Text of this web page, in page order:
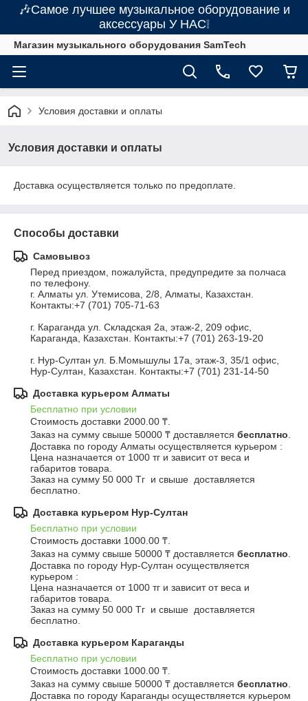
🎶Самое лучшее музыкальное оборудование и
аксессуары У НАС❕
Магазин музыкального оборудования SamTech
Условия доставки и оплаты
Условия доставки и оплаты
Доставка осуществляется только по предоплате.
Способы доставки
Самовывоз
Перед приездом, пожалуйста, предупредите за полчаса
по телефону.
г. Алматы ул. Утемисова, 2/8, Алматы, Казахстан.
Контакты:+7 (701) 705-71-63
г. Караганда ул. Складская 2а, этаж-2, 209 офис,
Караганда, Казахстан. Контакты:+7 (701) 263-19-20
г. Нур-Султан ул. Б.Момышулы 17а, этаж-3, 35/1 офис,
Нур-Султан, Казахстан. Контакты:+7 (701) 231-14-50
Доставка курьером Алматы
Бесплатно при условии
Стоимость доставки 2000.00 ₸.
Заказ на сумму свыше 50000 ₸ доставляется бесплатно
Доставка по городу Алматы осуществляется курьером :
Цена назначается от 1000 тг и зависит от веса и
габаритов товара.
Заказ на сумму 50 000 Тг  и свыше  доставляется
бесплатно.
Доставка курьером Нур-Султан
Бесплатно при условии
Стоимость доставки 1000.00 ₸.
Заказ на сумму свыше 50000 ₸ доставляется бесплатно
Доставка по городу Нур-Султан осуществляется
курьером :
Цена назначается от 1000 тг и зависит от веса и
габаритов товара.
Заказ на сумму 50 000 Тг  и свыше  доставляется
бесплатно.
Доставка курьером Караганды
Бесплатно при условии
Стоимость доставки 1000.00 ₸.
Заказ на сумму свыше 50000 ₸ доставляется бесплатно
Доставка по городу Караганды осуществляется курьером